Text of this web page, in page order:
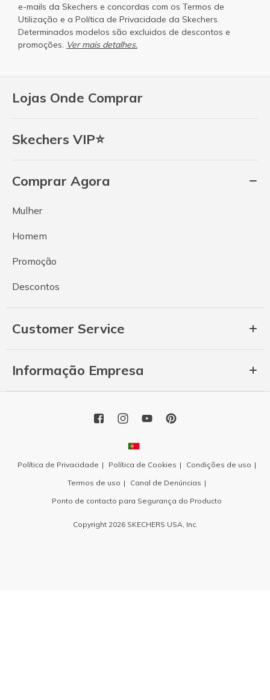
Lojas Onde Comprar
Skechers VIP⭐
Comprar Agora
Mulher
Homem
Promoção
Descontos
Customer Service
Informação Empresa
e-mails da Skechers e concordas com os Termos de
Utilização e a Política de Privacidade da Skechers.
Determinados modelos são excluidos de descontos e
promoções. Ver mais detalhes.
Política de Privacidade Política de Cookies
Condições de uso
Termos de uso
Canal de Denúncias
Ponto de contacto para Segurança do Producto
Copyright 2026 SKECHERS USA, Inc.